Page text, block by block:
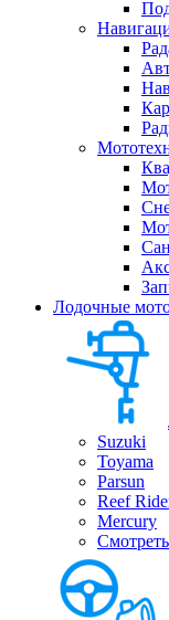
Лодочные
Suzuki
Toyama
Parsun
Reef
Mercury